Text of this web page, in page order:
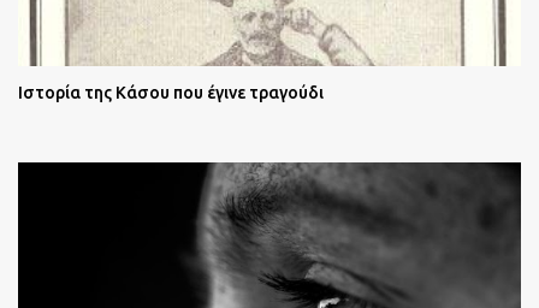
Ιστορία της Κάσου που έγινε τραγούδι